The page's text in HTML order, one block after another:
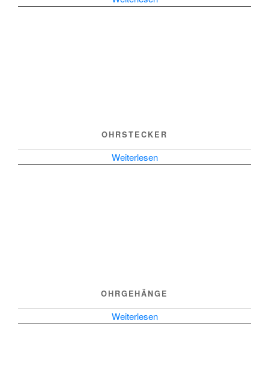
OHRSTECKER
Weiterlesen
OHRGEHÄNGE
Weiterlesen